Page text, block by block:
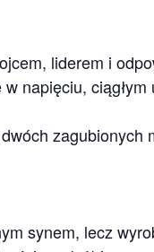
liderem i
napięciu,
synem, lecz